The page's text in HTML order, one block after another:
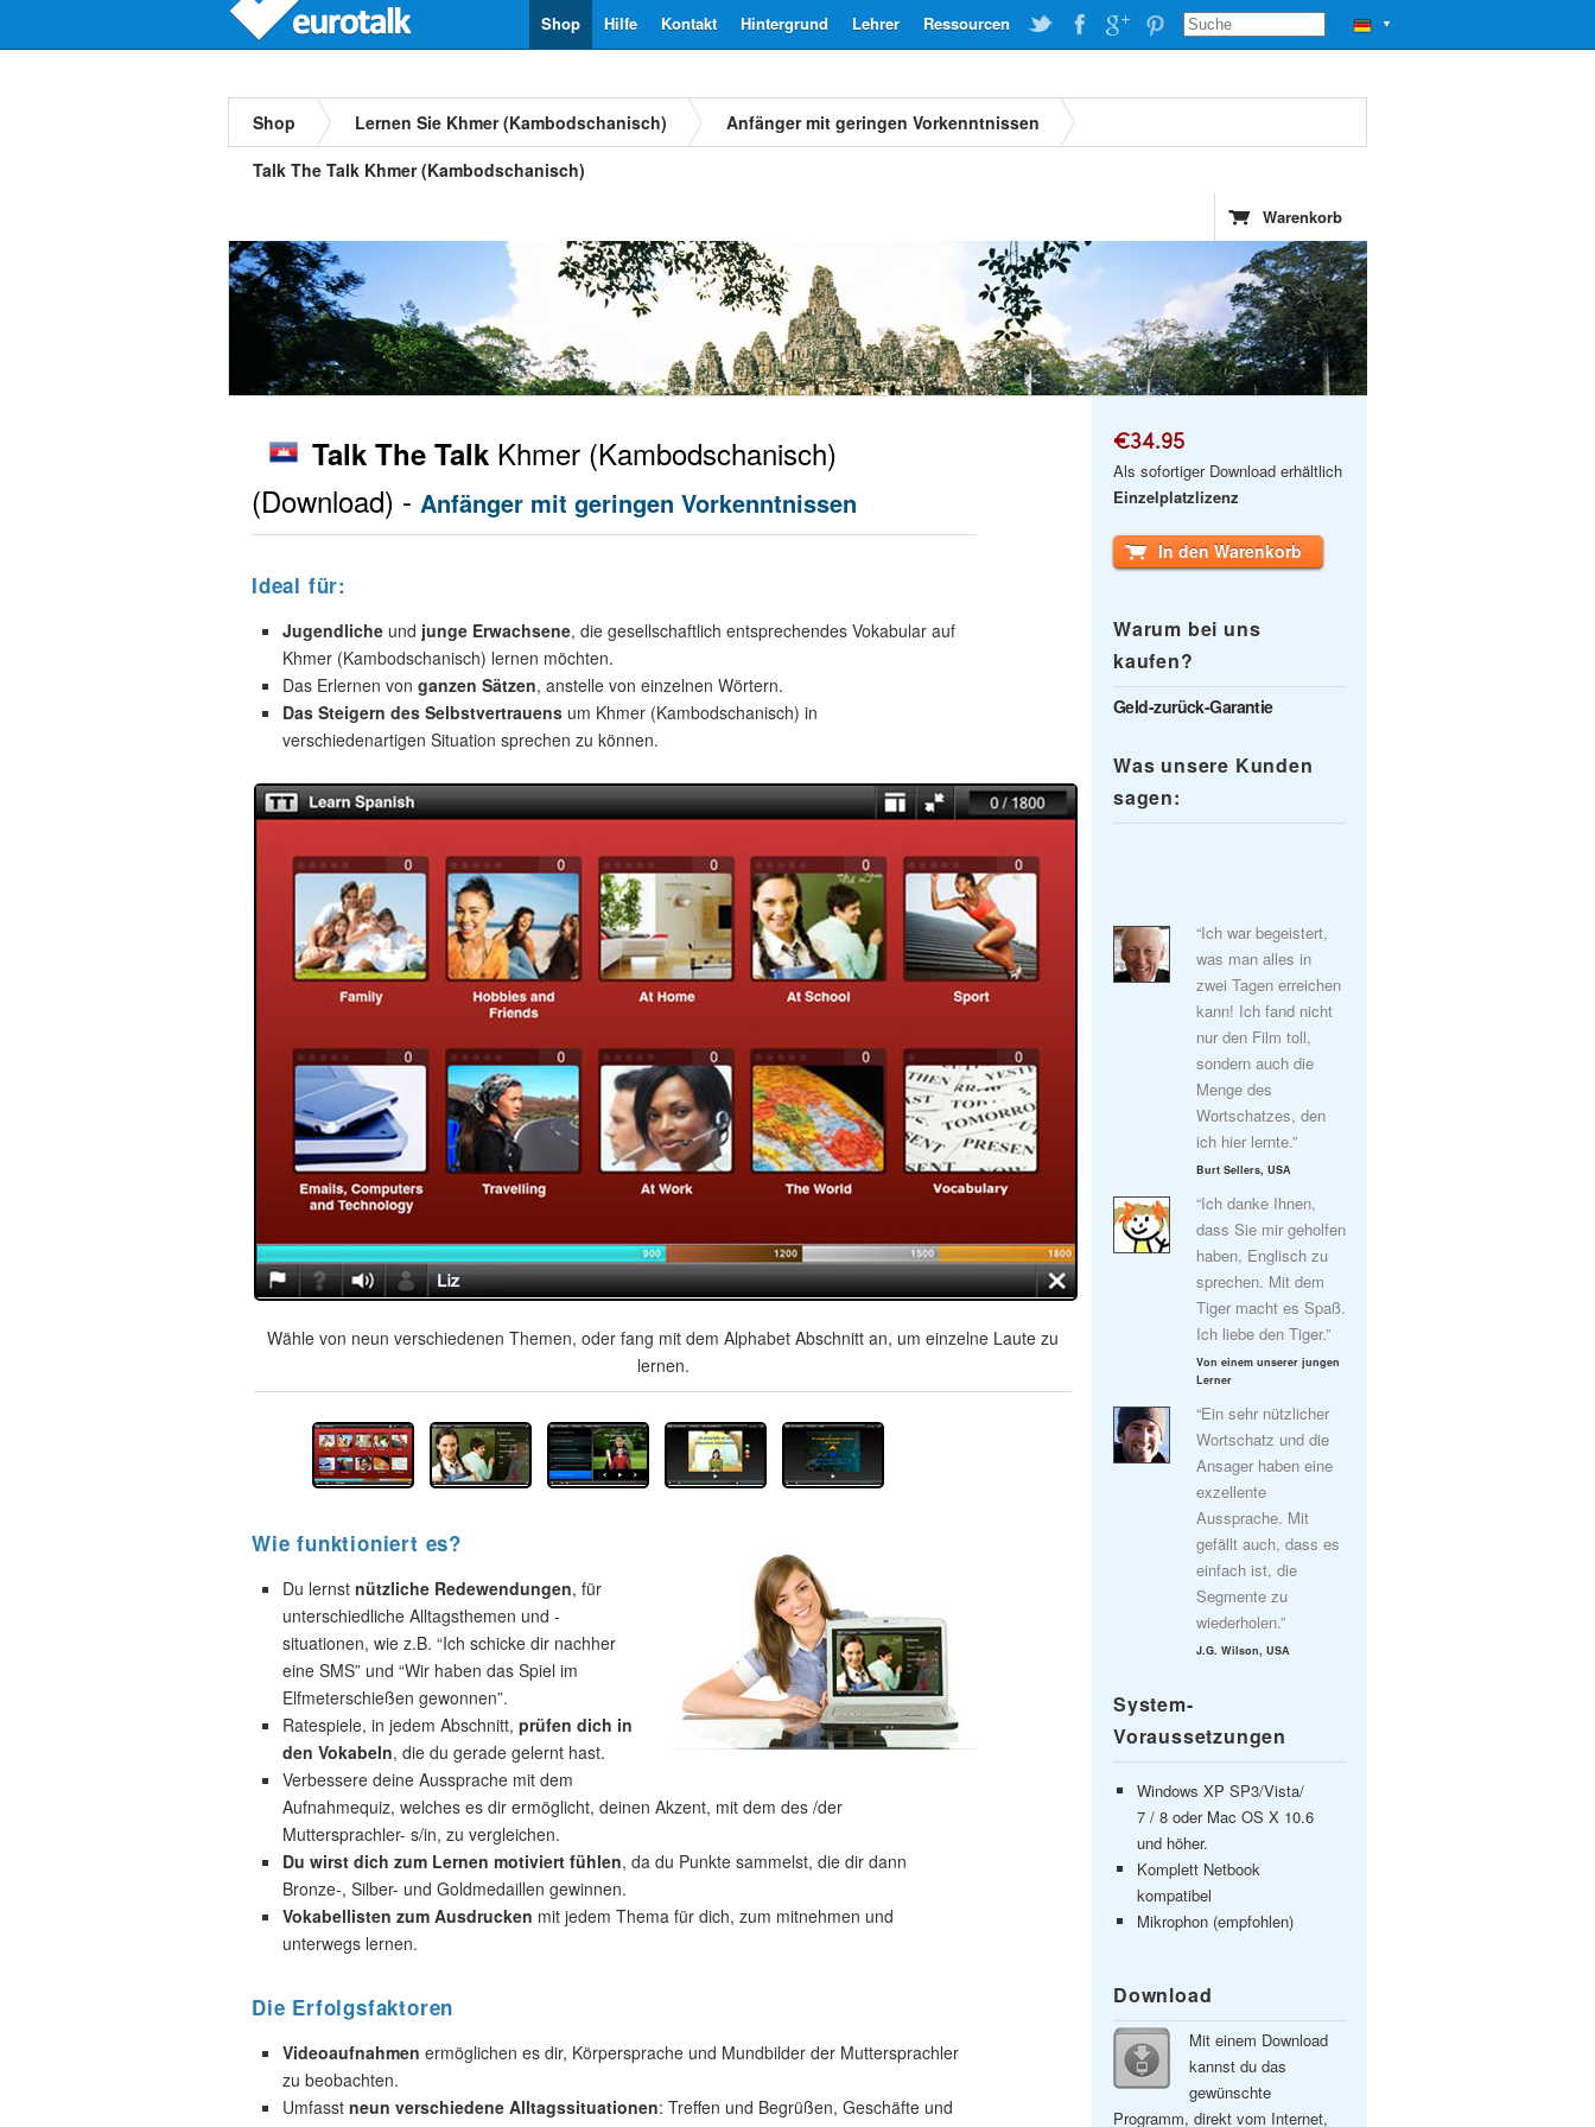
▼
Ressourcen
Lehrer
Hintergrund
Kontakt
Hilfe
Shop
Shop Lernen Sie Khmer (Kambodschanisch)
Anfänger mit geringen Vorkenntnissen
Talk The Talk Khmer (Kambodschanisch)
Warenkorb
Talk The Talk Khmer (Kambodschanisch)
(Download) - Anfänger mit geringen Vorkenntnissen
Ideal für:
Jugendliche und junge Erwachsene, die gesellschaftlich entsprechendes Vokabular auf
Khmer (Kambodschanisch) lernen möchten.
Das Erlernen von ganzen Sätzen, anstelle von einzelnen Wörtern.
Das Steigern des Selbstvertrauens um Khmer (Kambodschanisch) in
verschiedenartigen Situation sprechen zu können.
Wähle von neun verschiedenen Themen, oder fang mit dem Alphabet Abschnitt an, um einzelne Laute zu
lernen.
Wie funktioniert es?
Du lernst nützliche Redewendungen, für
unterschiedliche Alltagsthemen und -
situationen, wie z.B. “Ich schicke dir nachher
eine SMS” und “Wir haben das Spiel im
Elfmeterschießen gewonnen”.
Ratespiele, in jedem Abschnitt, prüfen dich in
den Vokabeln, die du gerade gelernt hast.
Verbessere deine Aussprache mit dem
Aufnahmequiz, welches es dir ermöglicht, deinen Akzent, mit dem des /der
Muttersprachler- s/in, zu vergleichen.
Du wirst dich zum Lernen motiviert fühlen, da du Punkte sammelst, die dir dann
Bronze-, Silber- und Goldmedaillen gewinnen.
Vokabellisten zum Ausdrucken mit jedem Thema für dich, zum mitnehmen und
unterwegs lernen.
Die Erfolgsfaktoren
Videoaufnahmen ermöglichen es dir, Körpersprache und Mundbilder der Muttersprachler
zu beobachten.
Umfasst neun verschiedene Alltagssituationen: Treffen und Begrüßen, Geschäfte und
€34.95
Als sofortiger Download erhältlich
Einzelplatzlizenz
In den Warenkorb
Warum bei uns
kaufen?
Geld-zurück-Garantie
Was unsere Kunden
sagen:
“Ich war begeistert,
was man alles in
zwei Tagen erreichen
kann! Ich fand nicht
nur den Film toll,
sondern auch die
Menge des
Wortschatzes, den
ich hier lernte.”
Burt Sellers, USA
“Ich danke Ihnen,
dass Sie mir geholfen
haben, Englisch zu
sprechen. Mit dem
Tiger macht es Spaß.
Ich liebe den Tiger.”
Von einem unserer jungen
Lerner
“Ein sehr nützlicher
Wortschatz und die
Ansager haben eine
exzellente
Aussprache. Mit
gefällt auch, dass es
einfach ist, die
Segmente zu
wiederholen.”
J.G. Wilson, USA
System-
Voraussetzungen
Windows XP SP3/Vista/
7 / 8 oder Mac OS X 10.6
und höher.
Komplett Netbook
kompatibel
Mikrophon (empfohlen)
Download
Mit einem Download
kannst du das
gewünschte
Programm, direkt vom Internet,